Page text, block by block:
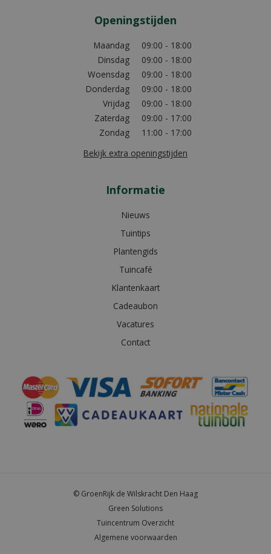
Openingstijden
Maandag
09:00 - 18:00
Dinsdag
09:00 - 18:00
Woensdag
09:00 - 18:00
Donderdag
09:00 - 18:00
Vrijdag
09:00 - 18:00
Zaterdag
09:00 - 17:00
Zondag
11:00 - 17:00
Bekijk extra openingstijden
Informatie
Nieuws
Tuintips
Plantengids
Tuincafé
Klantenkaart
Cadeaubon
Vacatures
Contact
© GroenRijk de Wilskracht Den Haag
Green Solutions
Tuincentrum Overzicht
Algemene voorwaarden